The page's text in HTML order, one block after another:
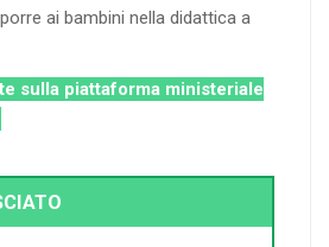
ai bambini nella didattica a
sulla piattaforma ministeriale